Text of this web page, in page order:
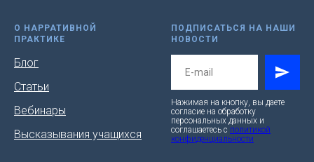
О НАРРАТИВНОЙ
ПРАКТИКЕ
Блог
Статьи
Вебинары
Высказывания учащихся
ПОДПИСАТЬСЯ НА НАШИ
НОВОСТИ
Нажимая на кнопку, вы даете
согласие на обработку
персональных данных и
соглашаетесь c политикой
конфиденциальности